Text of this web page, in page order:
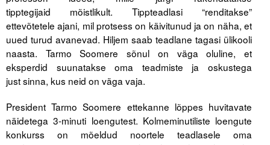
tipptegijaid mõistlikult. Tippteadlasi “renditakse”
ettevõtetele ajani, mil protsess on käivitunud ja on näha, et
uued turud avanevad. Hiljem saab teadlane tagasi ülikooli
naasta. Tarmo Soomere sõnul on väga oluline, et
eksperdid suunatakse oma teadmiste ja oskustega
just sinna, kus neid on väga vaja.
President Tarmo Soomere ettekanne lõppes huvitavate
näidetega 3-minuti loengutest. Kolmeminutiliste loengute
konkurss on mõeldud noortele teadlasele oma